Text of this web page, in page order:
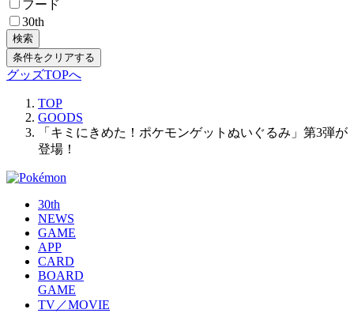
フード
30th
検索
条件をクリアする
グッズTOPへ
TOP
GOODS
「キミにきめた！ポケモンゲットぬいぐるみ」第3弾が
登場！
30th
NEWS
GAME
APP
CARD
BOARD
GAME
TV／MOVIE